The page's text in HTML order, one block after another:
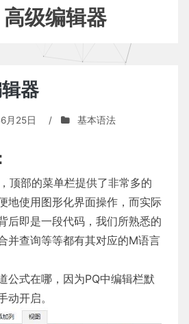
高级编辑器
器
月25日 / 基本语法
顶部的菜单栏提供了非常多的
地使用图形化界面操作，而实际
后即是一段代码，我们所熟悉的
并查询等等都有其对应的M语言
公式在哪，因为PQ中编辑栏默
动开启。